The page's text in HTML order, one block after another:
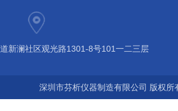
新澜社区观光路1301-8号101一二三层
深圳市芬析仪器制造有限公司 版权